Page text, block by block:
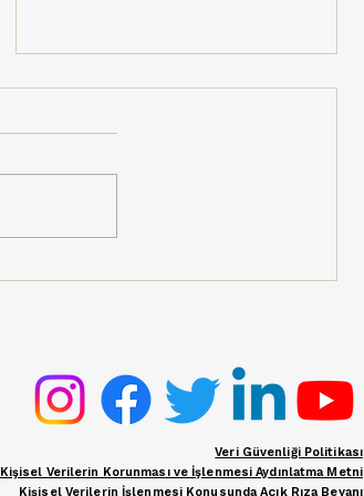
Veri Güvenliği Politikası
Kişisel Verilerin Korunması ve İşlenmesi Aydınlatma Metni
Kişisel Verilerin İşlenmesi Konusunda Açık Rıza Beyanı